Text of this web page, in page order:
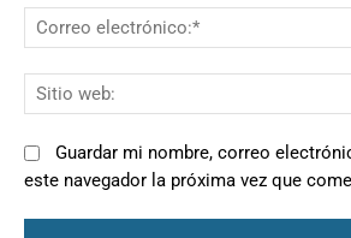
Guardar mi nombre, correo
este navegador la próxima vez que